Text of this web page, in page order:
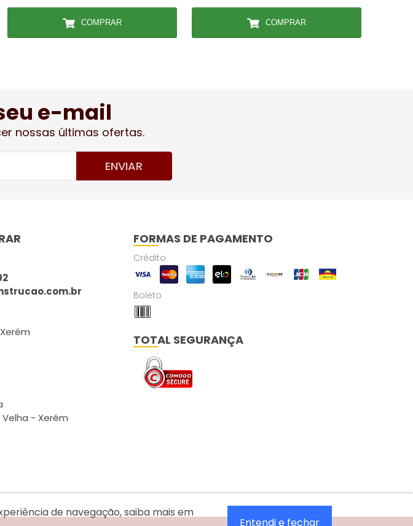
COMPRAR COMPRAR
e-mail
nossas últimas ofertas.
ENVIAR
Velha - Xerém
FORMAS DE PAGAMENTO
Crédito
Boleto
TOTAL SEGURANÇA
de navegação, saiba mais em
Entendi e fechar